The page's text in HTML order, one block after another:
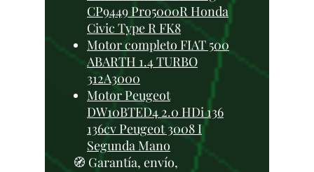
CP9449 Pro5000R Honda
Civic Type R FK8
Motor completo FIAT 500
ABARTH 1.4 TURBO
312A3000
Motor Peugeot
DW10BTED4 2.0 HDi 136
136cv Peugeot 3008 I
Segunda Mano
🧭 Garantía, envío,